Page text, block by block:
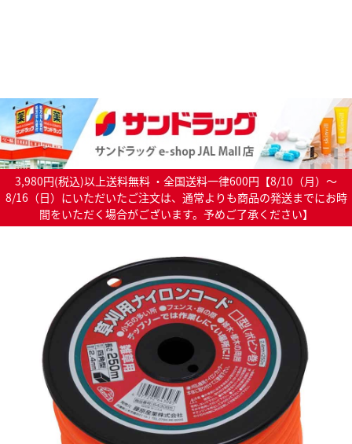
3,980円(税込)以上送料無料 ・全国送料一律600円【8/10（月）～
8/16（日）にいただいたご注文は、通常よりも商品の発送までにお時
間をいただく場合がございます。予めご了承ください】